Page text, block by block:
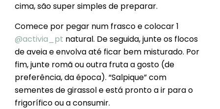
cima, são super simples de preparar.
Comece por pegar num frasco e colocar 1
@activia_pt natural. De seguida, junte os flocos
de aveia e envolva até ficar bem misturado. Por
fim, junte romã ou outra fruta a gosto (de
preferência, da época). “Salpique” com
sementes de girassol e está pronto a ir para o
frigorífico ou a consumir.